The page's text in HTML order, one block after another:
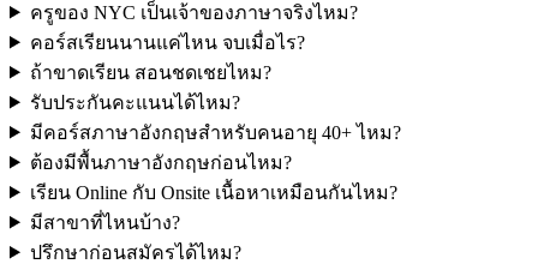
ครูของ NYC เป็นเจ้าของภาษาจริงไหม?
คอร์สเรียนนานแค่ไหน จบเมื่อไร?
ถ้าขาดเรียน สอนชดเชยไหม?
รับประกันคะแนนได้ไหม?
มีคอร์สภาษาอังกฤษสำหรับคนอายุ 40+ ไหม?
ต้องมีพื้นภาษาอังกฤษก่อนไหม?
เรียน Online กับ Onsite เนื้อหาเหมือนกันไหม?
มีสาขาที่ไหนบ้าง?
ปรึกษาก่อนสมัครได้ไหม?